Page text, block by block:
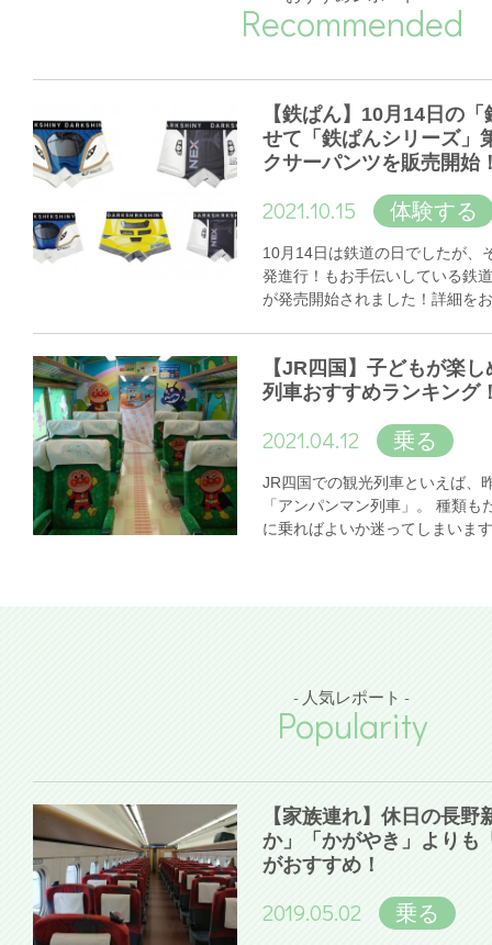
Recommended
【鉄ぱん】10月14日の
せて「鉄ぱんシリーズ」
クサーパンツを販売開始
2021.10.15 体験する
10月14日は鉄道の日でしたが、
発進行！もお手伝いしている鉄
が発売開始されました！詳細をお
【JR四国】子どもが楽
列車おすすめランキング
2021.04.12 乗る
JR四国での観光列車といえば、
「アンパンマン列車」。 種類も
に乗ればよいか迷ってしまいます
- 人気レポート -
Popularity
【家族連れ】休日の長野
か」「かがやき」よりも
がおすすめ！
2019.05.02 乗る